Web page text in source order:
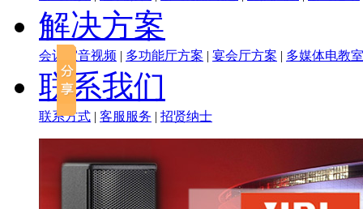
解决方案
会议室音视频 | 多功能厅方案 | 宴会厅方案 | 多媒体电教室
联系我们
联系方式 | 客服服务 | 招贤纳士